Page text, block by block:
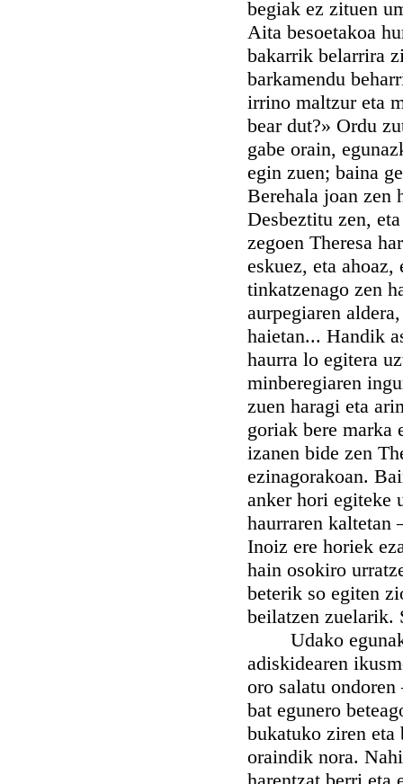
begiak ez zituen
Aita besoetakoa
bakarrik belarrira
barkamendu
irrino maltzur eta
bear dut?» Ordu
gabe orain,
egin zuen; baina
Berehala joan zen
Desbeztitu zen,
zegoen Theresa
eskuez, eta
tinkatzenago zen
aurpegiaren
haietan... Handik
haurra lo egitera
minberegiaren
zuen haragi eta
goriak bere marka
izanen bide zen
ezinagorakoan.
anker hori egiteke
haurraren kaltetan
Inoiz ere horiek
hain osokiro
beterik so egiten
beilatzen zuelarik.
Udako egunak
adiskidearen
oro salatu
bat egunero
bukatuko ziren eta
oraindik nora.